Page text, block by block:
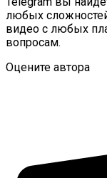
любых
видео с любых
вопросам.
Оцените автора